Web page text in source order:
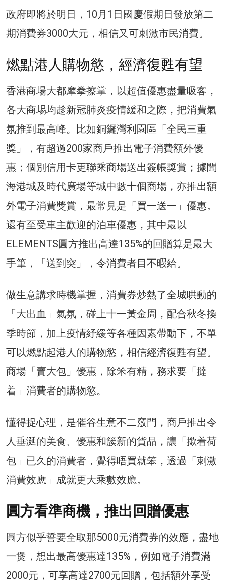
政府即將於明日，10月1日國慶假期日發放第二
期消費券3000大元，相信又可刺激市民消費。
燃點港人購物慾，經濟復甦有望
香港商場大都摩拳擦掌，以超值優惠盡量吸客，
各大商埸均趁新冠肺炎疫情緩和之際，把消費氣
氛推到最高峰。比如銅鑼灣利園區「全民三重
獎」，有超過200家商戶推出電子消費額外優
惠；個別信用卡更聯乘商場送出簽帳獎賞；據聞
海港城及時代廣場等城中數十個商場，亦推出額
外電子消費獎賞，最常見是「買一送一」優惠。
還有至受車主歡迎的泊車優惠，其中最以
ELEMENTS圓方推出高達135%的回贈算是最大
手筆，「送到突」，令消費者目不暇給。
做生意講求時機掌握，消費券炒熱了全城哄動的
「大出血」氣氛，碰上十一黃金周，配合秋冬換
季時節，加上疫情紓緩等各種因素帶動下，不單
可以燃點起港人的購物慾，相信經濟復甦有望。
商場「賣大包」優惠，除笨有精，務求要「撻
着」消費者的購物慾。
懂得捉心理，是催谷生意不二竅門，商戶推出令
人垂涎的美食、優惠和簇新的貨品，讓「撳着荷
包」已久的消費者，覺得唔買就笨，透過「刺激
消費效應」成就更大乘數效應。
圓方看準商機，推出回贈優惠
圓方似乎誓要全取那5000元消費券的效應，盡地
一煲，想出最高優惠達135%，例如電子消費滿
2000元，可享高達2700元回贈，包括額外享受